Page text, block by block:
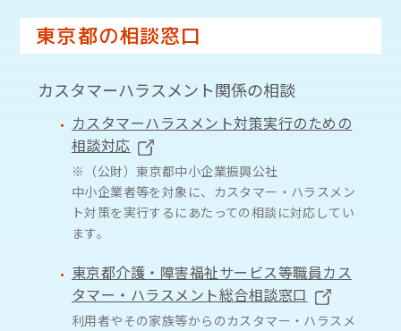
東京都の相談窓口
カスタマーハラスメント関係の相談
カスタマーハラスメント対策実行のための
相談対応
※（公財）東京都中小企業振興公社
中小企業者等を対象に、カスタマー・ハラスメン
ト対策を実行するにあたっての相談に対応してい
ます。
東京都介護・障害福祉サービス等職員カス
タマー・ハラスメント総合相談窓口
利用者やその家族等からのカスタマー・ハラスメ